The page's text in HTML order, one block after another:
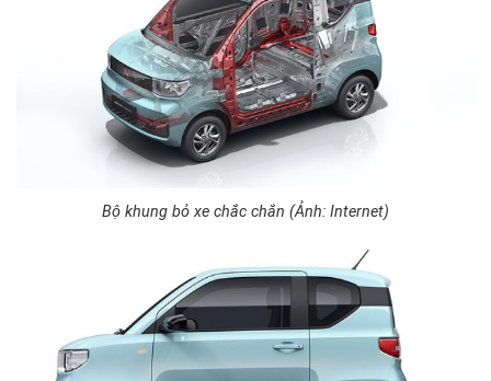
Bộ khung bỏ xe chắc chắn (Ảnh: Internet)